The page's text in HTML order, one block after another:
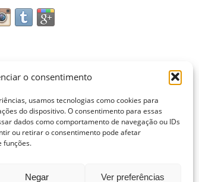
o consentimento
usamos tecnologias como cookies para
do dispositivo. O consentimento para essas
dados como comportamento de navegação ou IDs
ou retirar o consentimento pode afetar
funções.
Negar Ver preferências